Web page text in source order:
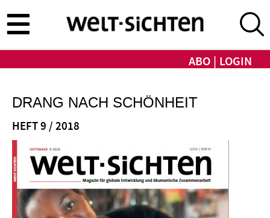
zum
Inhalt
ABO LOGIN
DRANG NACH SCHÖNHEIT
HEFT 9 / 2018